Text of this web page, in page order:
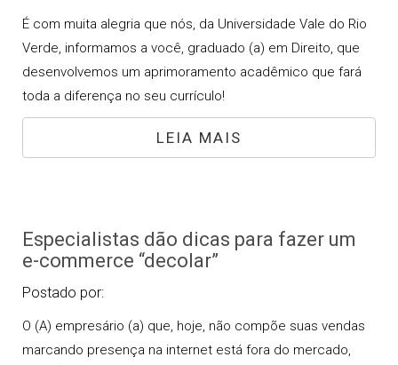
É com muita alegria que nós, da Universidade Vale do Rio
Verde, informamos a você, graduado (a) em Direito, que
desenvolvemos um aprimoramento acadêmico que fará
toda a diferença no seu currículo!
LEIA MAIS
Especialistas dão dicas para fazer um
e-commerce “decolar”
Postado por:
O (A) empresário (a) que, hoje, não compõe suas vendas
marcando presença na internet está fora do mercado,